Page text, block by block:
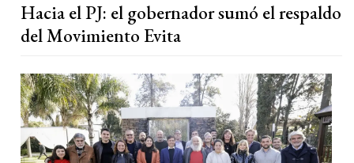
Hacia el PJ: el gobernador sumó el respaldo
del Movimiento Evita